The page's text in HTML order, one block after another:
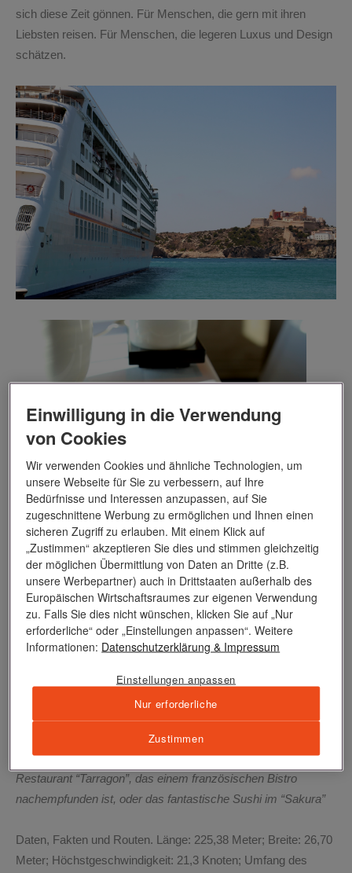
sich diese Zeit gönnen. Für Menschen, die gern mit ihren
Liebsten reisen. Für Menschen, die legeren Luxus und Design
schätzen.
Gute Lage: Die EUROPA 2 im Cruise-Terminal von Ibiza. Wer
an Land speist, verpasst die großartigen Spezialitäten im
Restaurant “Tarragon”, das einem französischen Bistro
nachempfunden ist, oder das fantastische Sushi im “Sakura”
Daten, Fakten und Routen. Länge: 225,38 Meter; Breite: 26,70
Meter; Höchstgeschwindigkeit: 21,3 Knoten; Umfang des
Einwilligung in die Verwendung
von Cookies
Wir verwenden Cookies und ähnliche Technologien, um
unsere Webseite für Sie zu verbessern, auf Ihre
Bedürfnisse und Interessen anzupassen, auf Sie
zugeschnittene Werbung zu ermöglichen und Ihnen einen
sicheren Zugriff zu erlauben. Mit einem Klick auf
„Zustimmen“ akzeptieren Sie dies und stimmen gleichzeitig
der möglichen Übermittlung von Daten an Dritte (z.B.
unsere Werbepartner) auch in Drittstaaten außerhalb des
Europäischen Wirtschaftsraumes zur eigenen Verwendung
zu. Falls Sie dies nicht wünschen, klicken Sie auf „Nur
erforderliche“ oder „Einstellungen anpassen“. Weitere
Informationen: Datenschutzerklärung & Impressum
Einstellungen anpassen
Nur erforderliche
Zustimmen